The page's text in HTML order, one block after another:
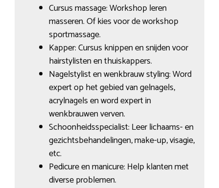
Cursus massage: Workshop leren
masseren. Of kies voor de workshop
sportmassage.
Kapper: Cursus knippen en snijden voor
hairstylisten en thuiskappers.
Nagelstylist en wenkbrauw styling: Word
expert op het gebied van gelnagels,
acrylnagels en word expert in
wenkbrauwen verven.
Schoonheidsspecialist: Leer lichaams- en
gezichtsbehandelingen, make-up, visagie,
etc.
Pedicure en manicure: Help klanten met
diverse problemen.